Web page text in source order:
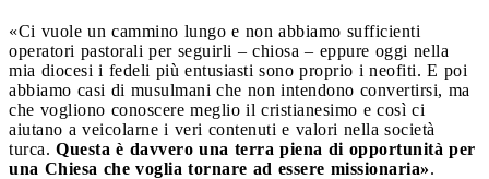
«Ci vuole un cammino lungo e non abbiamo sufficienti
operatori pastorali per seguirli – chiosa – eppure oggi nella
mia diocesi i fedeli più entusiasti sono proprio i neofiti. E poi
abbiamo casi di musulmani che non intendono convertirsi, ma
che vogliono conoscere meglio il cristianesimo e così ci
aiutano a veicolarne i veri contenuti e valori nella società
turca. Questa è davvero una terra piena di opportunità per
una Chiesa che voglia tornare ad essere missionaria».